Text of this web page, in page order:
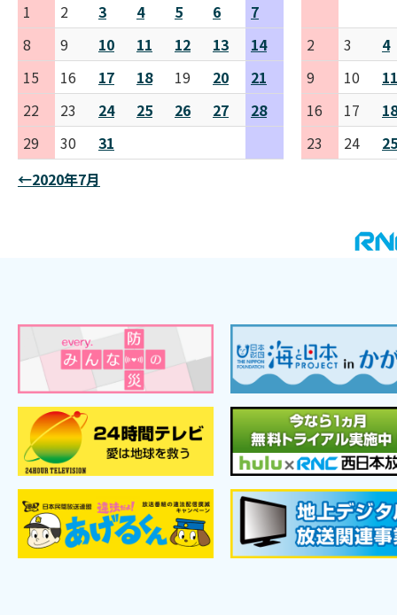
1
2 3 4 5 6
7
8
9 10 11 12 13
14
15
16 17 18 19 20
21
22
23 24 25 26 27
28
29
30 31
2 3
4
9
10
11
16
17
18
23
24
25
←2020年7月